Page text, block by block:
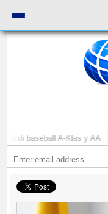
di baseball A-Klas y AA